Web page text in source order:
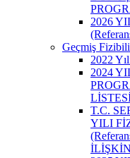
2026
Geçmiş
2022
2024
T.C.
YILI